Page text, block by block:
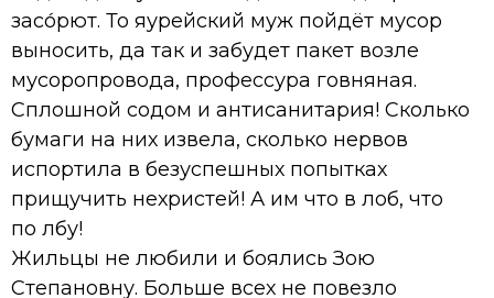
засо́рют. То яурейский муж пойдёт мусор
выносить, да так и забудет пакет возле
мусоропровода, профессура говняная.
Сплошной содом и антисанитария! Сколько
бумаги на них извела, сколько нервов
испортила в безуспешных попытках
прищучить нехристей! А им что в лоб, что
по лбу!
Жильцы не любили и боялись Зою
Степановну. Больше всех не повезло